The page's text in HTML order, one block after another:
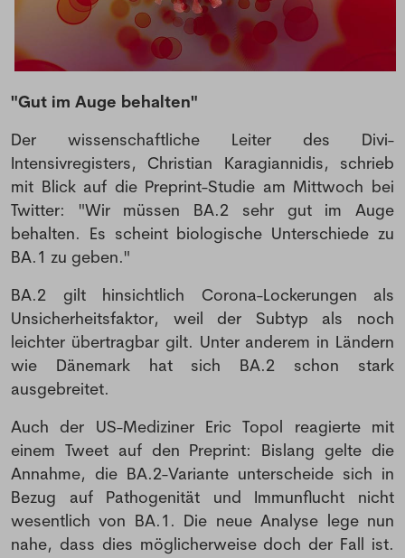
"Gut im Auge behalten"
Der wissenschaftliche Leiter des Divi-
Intensivregisters, Christian Karagiannidis, schrieb
mit Blick auf die Preprint-Studie am Mittwoch bei
Twitter: "Wir müssen BA.2 sehr gut im Auge
behalten. Es scheint biologische Unterschiede zu
BA.1 zu geben."
BA.2 gilt hinsichtlich Corona-Lockerungen als
Unsicherheitsfaktor, weil der Subtyp als noch
leichter übertragbar gilt. Unter anderem in Ländern
wie Dänemark hat sich BA.2 schon stark
ausgebreitet.
Auch der US-Mediziner Eric Topol reagierte mit
einem Tweet auf den Preprint: Bislang gelte die
Annahme, die BA.2-Variante unterscheide sich in
Bezug auf Pathogenität und Immunflucht nicht
wesentlich von BA.1. Die neue Analyse lege nun
nahe, dass dies möglicherweise doch der Fall ist.